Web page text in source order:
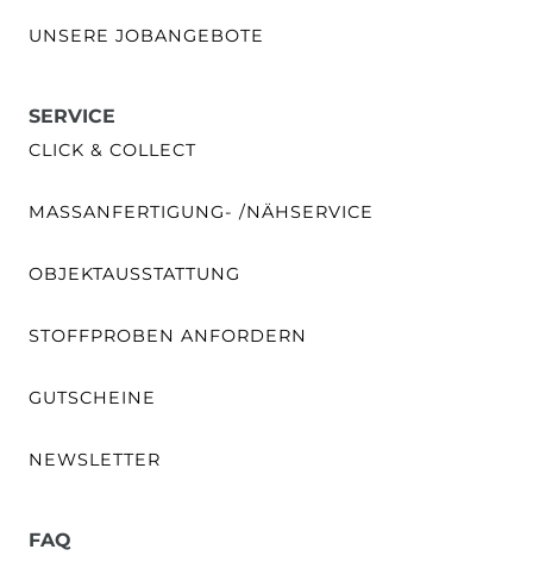
UNSERE JOBANGEBOTE
SERVICE
CLICK & COLLECT
MASSANFERTIGUNG- /NÄHSERVICE
OBJEKTAUSSTATTUNG
STOFFPROBEN ANFORDERN
GUTSCHEINE
NEWSLETTER
FAQ